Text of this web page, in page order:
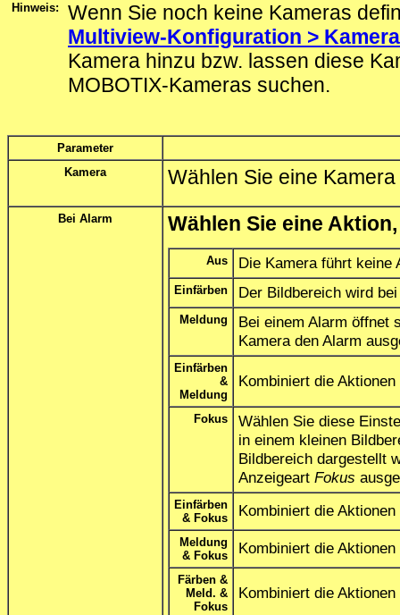
Hinweis:
Wenn Sie noch keine Kameras
Multiview-Konfiguration >
Kamera hinzu bzw. lassen diese
MOBOTIX-Kameras suchen.
Parameter
Kamera
Wählen Sie eine
Bei Alarm Wählen Sie eine
Aus Die Kamera führt keine
Einfärben Der Bildbereich wird
Meldung
Bei einem Alarm öffnet
Kamera den Alarm
Einfärben
&
Meldung
Kombiniert die Aktionen
Fokus
Wählen Sie diese
in einem kleinen
Bildbereich dargestellt
Anzeigeart Fokus
Einfärben
& Fokus
Kombiniert die Aktionen
Meldung
& Fokus
Kombiniert die Aktionen
Färben &
Meld. &
Fokus
Kombiniert die Aktionen